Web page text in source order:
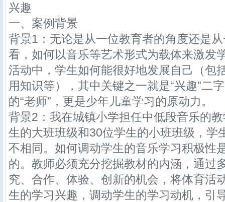
兴趣
一、案例背景
背景1：无论是从一位教育者的角度还是
看，如何以音乐等艺术形式为载体来激发
活动中，学生如何能很好地发展自己（包
用知识等），其中关键之一就是“兴趣”二
的“老师”，更是少年儿童学习的原动力。
背景2：我在城镇小学担任中低段音乐的
生的大班班级和30位学生的小班班级，学
不相同。如何调动学生的音乐学习积极性
的。教师必须充分挖掘教材的内涵，通过
究、合作、体验、创新的机会，将体育活
生的学习兴趣，调动学生的学习动机，引